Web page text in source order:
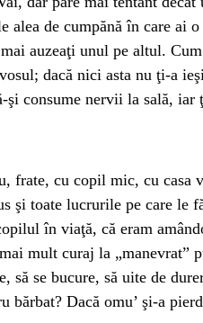
alea de cumpănă în care
auzeaţi unul pe altul.
dacă nici asta nu ţi-a
şi consume nervii la sală,
frate, cu copil mic, cu casa
şi toate lucrurile pe care le
în viaţă, că eram
mult curaj la
să se bucure, să uite de
bărbat? Dacă omu’ şi-a